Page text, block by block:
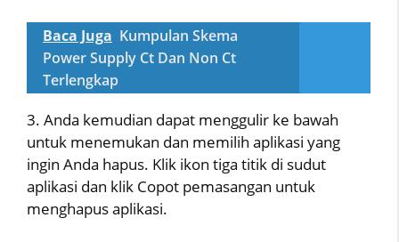
Baca Juga Kumpulan Skema
Power Supply Ct Dan Non Ct
Terlengkap
3. Anda kemudian dapat menggulir ke bawah
untuk menemukan dan memilih aplikasi yang
ingin Anda hapus. Klik ikon tiga titik di sudut
aplikasi dan klik Copot pemasangan untuk
menghapus aplikasi.